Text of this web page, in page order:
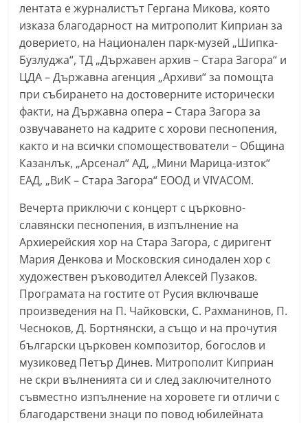
a
z
a
n
l
k
-
b
g
i
n
f
o
g
a
l
e
r
лентата е журналистът Гергана Микова, която
изказа благодарност на митрополит Киприан за
доверието, на Национален парк-музей „Шипка-
Бузлуджа“, ТД „Държавен архив – Стара Загора“ и
ЦДА – Държавна агенция „Архиви“ за помощта
при събирането на достоверните исторически
факти, на Държавна опера – Стара Загора за
озвучаването на кадрите с хорови песнопения,
както и на всички спомоществователи – Община
Казанлък, „Арсенал“ АД, „Мини Марица-изток“
ЕАД, „ВиК – Стара Загора“ ЕООД и VIVACOM.
Вечерта приключи с концерт с църковно-
славянски песнопения, в изпълнение на
Архиерейския хор на Стара Загора, с диригент
Мария Денкова и Московския синодален хор с
художествен ръководител Алексей Пузаков.
Програмата на гостите от Русия включваше
произведения на П. Чайковски, С. Рахманинов, П.
Чесноков, Д. Бортнянски, а също и на прочутия
български църковен композитор, богослов и
музиковед Петър Динев. Митрополит Киприан
не скри вълненията си и след заключителното
съвместно изпълнение на хоровете ги отличи с
благодарствени знаци по повод юбилейната